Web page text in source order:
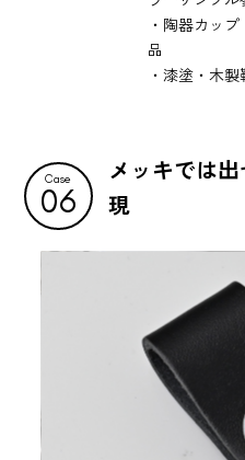
・陶器カッ
品
・漆塗・木
Case
06
メッキでは
現